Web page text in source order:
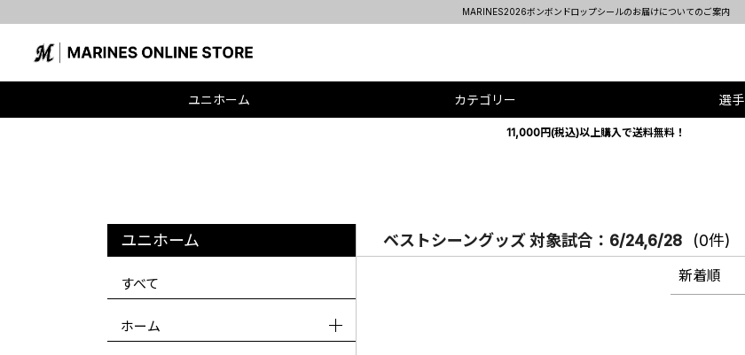
MARINES2026ボンボンドロップシールのお届けについてのご案内
ユニホーム カテゴリー 選手
11,000円(税込)以上購入で送料無料！
ユニホーム
すべて
ホーム
ベストシーングッズ 対象試合：6/24,6/28 (0件)
新着順